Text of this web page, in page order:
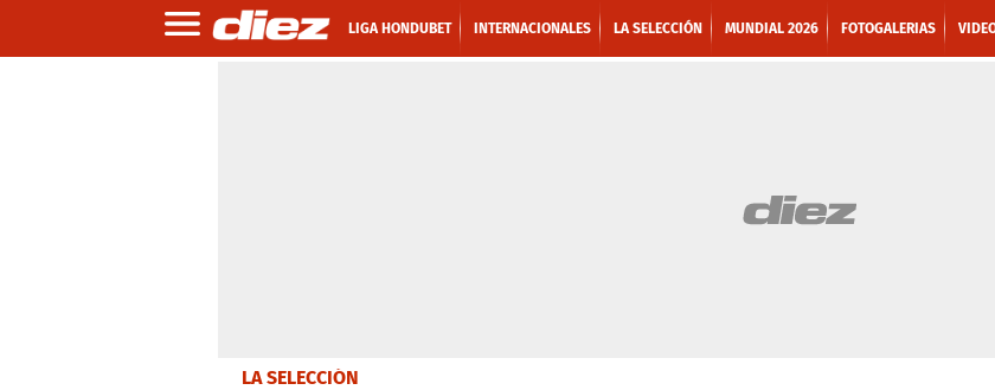
LIGA HONDUBET INTERNACIONALES LA SELECCIÓN MUNDIAL 2026 FOTOGALERIAS
LA SELECCIÓN